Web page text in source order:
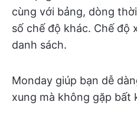
cùng với bảng, dòng
số chế độ khác. Chế độ
danh sách.
Monday giúp bạn dễ
xung mà không gặp bất